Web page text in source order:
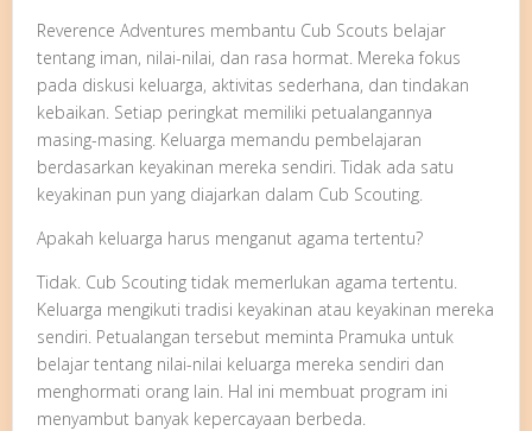
Reverence Adventures membantu Cub Scouts belajar
tentang iman, nilai-nilai, dan rasa hormat. Mereka fokus
pada diskusi keluarga, aktivitas sederhana, dan tindakan
kebaikan. Setiap peringkat memiliki petualangannya
masing-masing. Keluarga memandu pembelajaran
berdasarkan keyakinan mereka sendiri. Tidak ada satu
keyakinan pun yang diajarkan dalam Cub Scouting.
Apakah keluarga harus menganut agama tertentu?
Tidak. Cub Scouting tidak memerlukan agama tertentu.
Keluarga mengikuti tradisi keyakinan atau keyakinan mereka
sendiri. Petualangan tersebut meminta Pramuka untuk
belajar tentang nilai-nilai keluarga mereka sendiri dan
menghormati orang lain. Hal ini membuat program ini
menyambut banyak kepercayaan berbeda.